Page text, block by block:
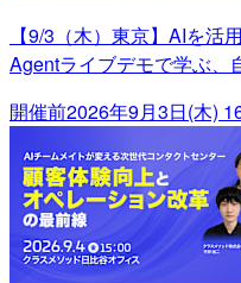
【9/3（木）東京】AIを活
Agentライブデモで学ぶ、
開催前2026年9月3日(木)